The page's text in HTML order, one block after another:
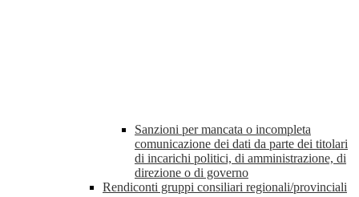
Sanzioni per mancata o incompleta
comunicazione dei dati da parte dei titolari
di incarichi politici, di amministrazione, di
direzione o di governo
Rendiconti gruppi consiliari regionali/provinciali